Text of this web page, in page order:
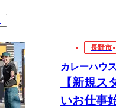
長野市
カレーハウ
【新規
いお仕事